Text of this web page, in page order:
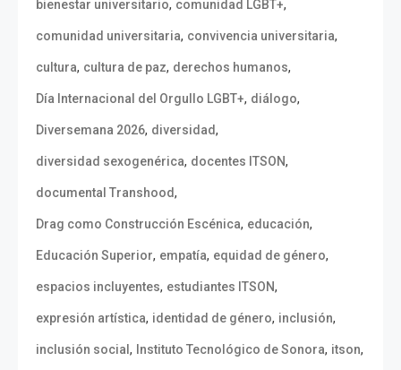
bienestar universitario, comunidad LGBT+,
comunidad universitaria, convivencia universitaria,
cultura, cultura de paz, derechos humanos,
Día Internacional del Orgullo LGBT+, diálogo,
Diversemana 2026, diversidad,
diversidad sexogenérica, docentes ITSON,
documental Transhood,
Drag como Construcción Escénica, educación,
Educación Superior, empatía, equidad de género,
espacios incluyentes, estudiantes ITSON,
expresión artística, identidad de género, inclusión,
inclusión social , Instituto Tecnológico de Sonora, itson,